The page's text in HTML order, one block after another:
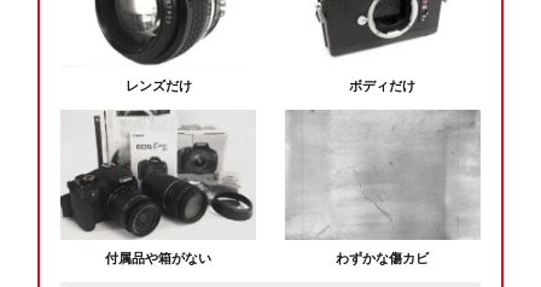
レンズだけ ボディだけ
付属品や箱がない わずかな傷カビ